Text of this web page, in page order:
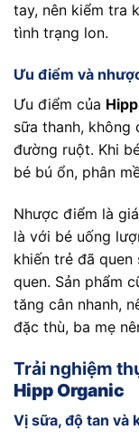
tay, nên kiểm tra
tình trạng lon.
Ưu điểm và
Ưu điểm của
sữa thanh,
đường ruột. Khi
bé bú ổn, phân
Nhược điểm là
là với bé uống
khiến trẻ đã
quen. Sản phẩm
tăng cân nhanh,
đặc thù, ba mẹ
Trải nghiệm
Hipp Organic
Vị sữa, độ tan và